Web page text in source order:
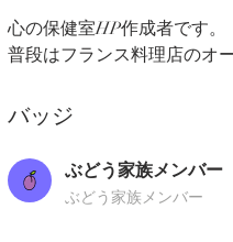
心の保健室HP作成者です。
普段はフランス料理店のオ
バッジ
ぶどう家族メンバー
ぶどう家族メンバー